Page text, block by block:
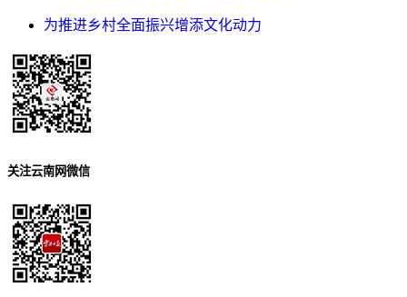
为推进乡村全面振兴增添文化动力
关注云南网微信